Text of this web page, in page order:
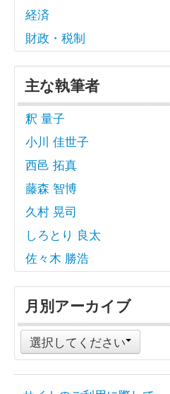
経済
財政・税制
主な執筆者
釈 量子
小川 佳世子
西邑 拓真
藤森 智博
久村 晃司
しろとり 良太
佐々木 勝浩
月別アーカイブ
選択してください